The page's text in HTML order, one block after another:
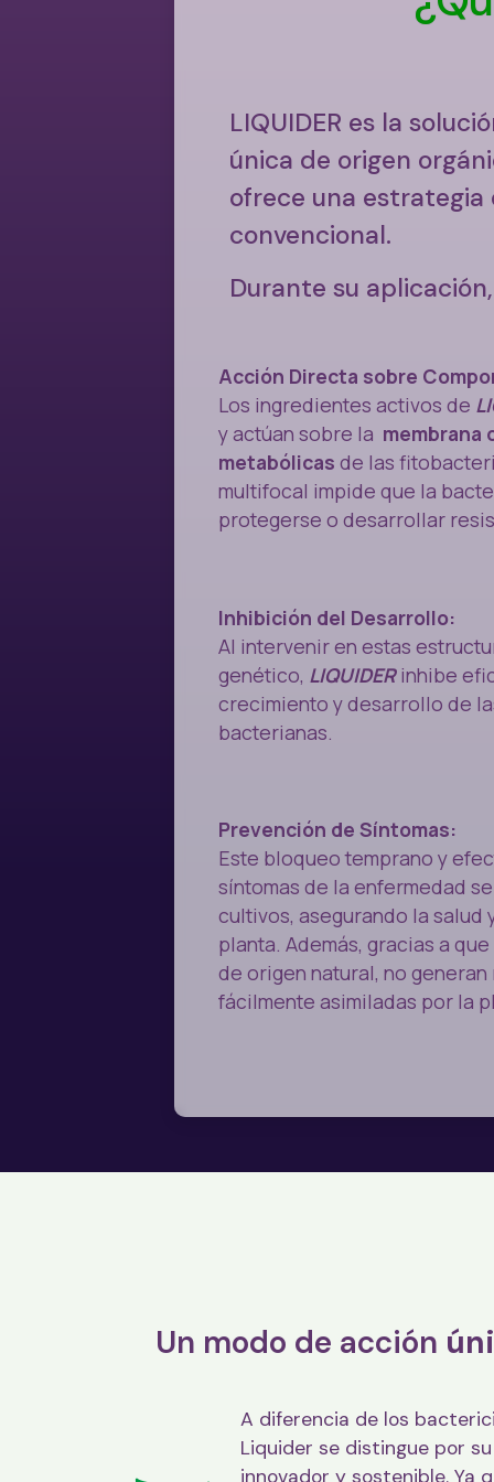
LIQUIDER es la
única de origen
ofrece una
convencional.
Durante su
Acción Directa sobre
Los ingredientes activos de
y actúan sobre la membrana
metabólicas de las
multifocal impide que la
protegerse o desarrollar
Inhibición del Desarrollo:
Al intervenir en estas
genético, LIQUIDERinhibe
crecimiento y desarrollo de
bacterianas.
Prevención de Síntomas:
Este bloqueo temprano y
síntomas de la enfermedad
cultivos, asegurando la salud
planta. Además, gracias a
de origen natural, no
fácilmente asimiladas por la
Un modo de acción
A diferencia de los
Liquider se distingue por
innovador y sostenible. Ya